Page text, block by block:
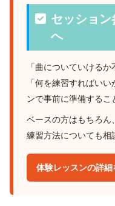
セッショ
へ
「曲についていける
「何を練習すればい
ンで事前に準備するこ
ベースの方はもちろん
練習方法についても相
体験レッスンの詳細